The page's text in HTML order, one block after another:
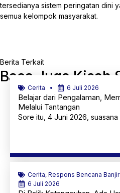
tersedianya sistem peringatan dini
semua kelompok masyarakat.
Berita Terkait
Baca Juga Kisah
Cerita 6 Juli 2026
Belajar dari Pengalaman,
Melalui Tantangan
Sore itu, 4 Juni 2026, suasana
Cerita, Respons Bencana
6 Juli 2026